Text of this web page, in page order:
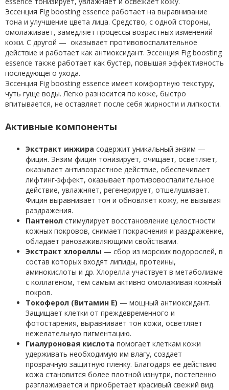
Эссенция Fig boosting essence работает на выравнивание
тона и улучшение цвета лица. Средство, с одной стороны,
омолаживает, замедляет процессы возрастных изменений
кожи. С другой — оказывает противовоспалительное
действие и работает как антиоксидант. Эссенция Fig boosting
essence также работает как бустер, повышая эффективность
последующего ухода.
Эссенция Fig boosting essence имеет комфортную текстуру,
чуть гуще воды. Легко разносится по коже, быстро
впитывается, не оставляет после себя жирности и липкости.
Активные компоненты
Экстракт инжира содержит уникальный энзим —
фицин. Энзим фицин тонизирует, очищает, осветляет,
оказывает антивозрастное действие, обеспечивает
лифтинг-эффект, оказывает противовоспалительное
действие, увлажняет, регенерирует, отшелушивает.
Фицин выравнивает тон и обновляет кожу, не вызывая
раздражения.
Пантенол стимулирует восстановление целостности
кожных покровов, снимает покраснения и раздражение,
обладает ранозаживляющими свойствами.
Экстракт хлореллы — сбор из морских водорослей, в
состав которых входят липиды, протеины,
аминокислоты и др. Хлорелла участвует в метаболизме
с коллагеном, тем самым активно омолаживая кожный
покров.
Токоферол (Витамин Е) — мощный антиоксидант.
Защищает клетки от преждевременного и
фотостарения, выравнивает тон кожи, осветляет
нежелательную пигментацию.
Гиалуроновая кислота помогает клеткам кожи
удерживать необходимую им влагу, создает
прозрачную защитную пленку. Благодаря ее действию
кожа становится более плотной изнутри, постепенно
разглаживается и приобретает красивый свежий вид.